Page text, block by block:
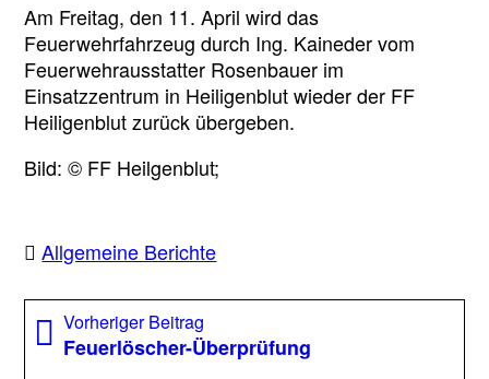
Am Freitag, den 11. April wird das
Feuerwehrfahrzeug durch Ing. Kaineder vom
Feuerwehrausstatter Rosenbauer im
Einsatzzentrum in Heiligenblut wieder der FF
Heiligenblut zurück übergeben.
Bild: © FF Heilgenblut;
Allgemeine Berichte
Beitragsnavigation
Vorheriger Beitrag
Beitrag:
Feuerlöscher-Überprüfung